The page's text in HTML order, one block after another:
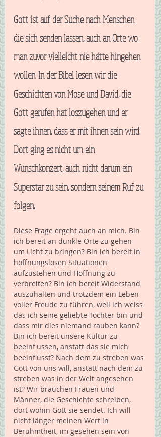
Gott ist auf der Suche nach Menschen
die sich senden lassen, auch an Orte wo
man zuvor vielleicht nie hätte hingehen
wollen. In der Bibel lesen wir die
Geschichten von Mose und David, die
Gott gerufen hat loszugehen und er
sagte ihnen, dass er mit ihnen sein wird.
Dort ging es nicht um ein
Wunschkonzert, auch nicht darum ein
Superstar zu sein, sondern seinem Ruf zu
folgen.
Diese Frage ergeht auch an mich. Bin
ich bereit an dunkle Orte zu gehen
um Licht zu bringen? Bin ich bereit in
hoffnungslosen Situationen
aufzustehen und Hoffnung zu
verbreiten? Bin ich bereit Widerstand
auszuhalten und trotzdem ein Leben
voller Freude zu führen, weil ich weiss
das ich seine geliebte Tochter bin und
dass mir dies niemand rauben kann?
Bin ich bereit unsere Kultur zu
beeinflussen, anstatt das sie mich
beeinflusst? Nach dem zu streben was
Gott von uns will, anstatt nach dem zu
streben was in der Welt angesehen
ist? Wir brauchen Frauen und
Männer, die Geschichte schreiben,
dort wohin Gott sie sendet. Ich will
nicht länger meinen Wert in
Berühmtheit, im gesehen sein von